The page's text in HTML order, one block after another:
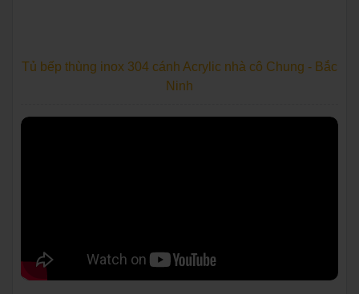
Tủ bếp thùng inox 304 cánh Acrylic nhà cô Chung - Bắc
Ninh